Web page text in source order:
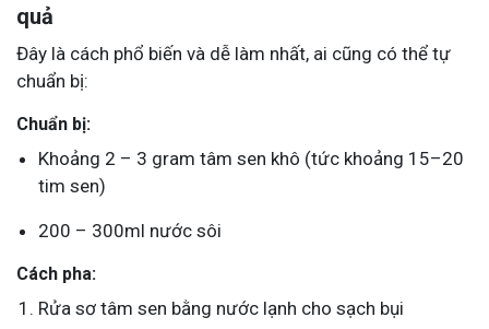
quả
Đây là cách phổ biến và dễ làm nhất, ai cũng có thể tự
chuẩn bị:
Chuẩn bị:
Khoảng 2 – 3 gram tâm sen khô (tức khoảng 15–20
tim sen)
200 – 300ml nước sôi
Cách pha:
Rửa sơ tâm sen bằng nước lạnh cho sạch bụi